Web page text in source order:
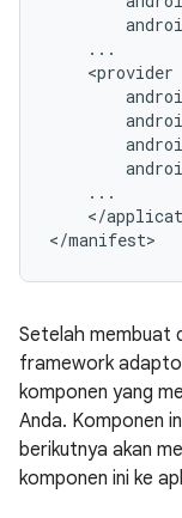
</
</manifest>
Setelah membuat
framework
komponen yang
Anda. Komponen
berikutnya akan
komponen ini ke